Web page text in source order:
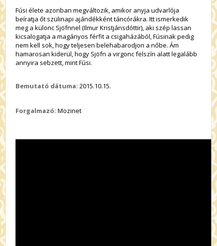
Fúsi élete azonban megváltozik, amikor anyja udvarlója
beíratja őt szülinapi ajándékként táncórákra. Itt ismerkedik
meg a különc Sjöfnnel (Ilmur Kristjánsdóttir), aki szép lassan
kicsalogatja a magányos férfit a csigaházából, Fúsinak pedig
nem kell sok, hogy teljesen belehabarodjon a nőbe. Ám
hamarosan kiderül, hogy Sjöfn a virgonc felszín alatt legalább
annyira sebzett, mint Fúsi.
Bemutató dátuma: 2015.10.15.
Forgalmazó: Mozinet